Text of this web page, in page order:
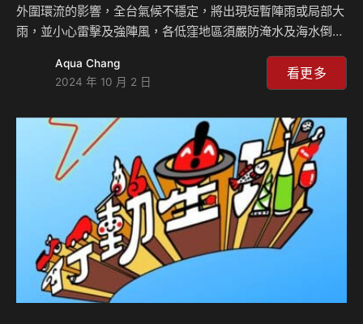
外圍環流的影響，全台氣候不穩定，將出現短暫陣雨或局部大
雨，並小心雷擊及強陣風，各低窪地區須嚴防淹水及海水倒
策安全；遇積水路面，需減速慢行小心駕駛，避免造成車輛偏
移發生意外。LUXGEN隨時提供車主無後顧之憂的關懷與悉心
救援服務，請洽LUXGEN 24小時客服專線：0800-588-
088。 LUXGEN提醒車主們，若愛車受到淹水波及，在積水未
退時切莫冒險外出移車，應待水勢退去後再檢查受災狀況，若
車輛遭受泡水或外力損害，切莫自行處理…
Aqua Chang
2024 年 10 月 2 日
看更多